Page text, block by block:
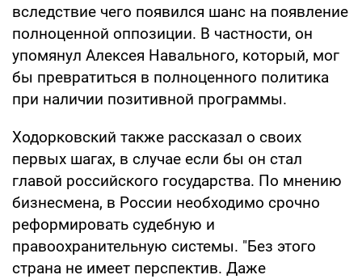
вследствие чего появился шанс на появление
полноценной оппозиции. В частности, он
упомянул Алексея Навального, который, мог
бы превратиться в полноценного политика
при наличии позитивной программы.
Ходорковский также рассказал о своих
первых шагах, в случае если бы он стал
главой российского государства. По мнению
бизнесмена, в России необходимо срочно
реформировать судебную и
правоохранительную системы. "Без этого
страна не имеет перспектив. Даже